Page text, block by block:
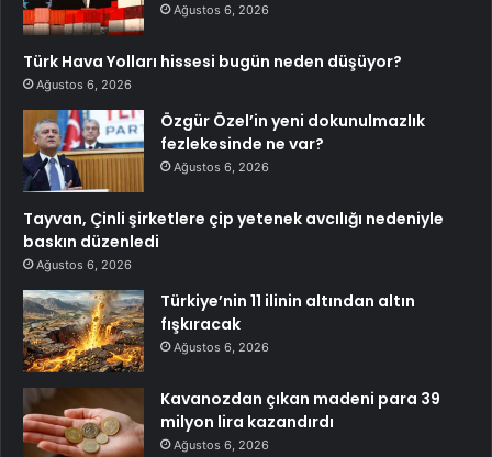
Ağustos 6, 2026
Türk Hava Yolları hissesi bugün neden düşüyor?
Ağustos 6, 2026
Özgür Özel’in yeni dokunulmazlık
fezlekesinde ne var?
Ağustos 6, 2026
Tayvan, Çinli şirketlere çip yetenek avcılığı nedeniyle
baskın düzenledi
Ağustos 6, 2026
Türkiye’nin 11 ilinin altından altın
fışkıracak
Ağustos 6, 2026
Kavanozdan çıkan madeni para 39
milyon lira kazandırdı
Ağustos 6, 2026